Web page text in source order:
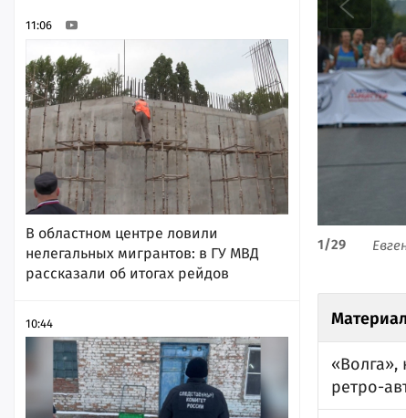
11:06
В областном центре ловили
нелегальных мигрантов: в ГУ МВД
рассказали об итогах рейдов
10:44
1/29
«Волга»,
ретро-